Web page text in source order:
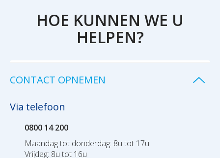
HOE KUNNEN WE U
HELPEN?
CONTACT OPNEMEN
Via telefoon
0800 14 200
Maandag tot donderdag: 8u tot 17u
Vrijdag: 8u tot 16u